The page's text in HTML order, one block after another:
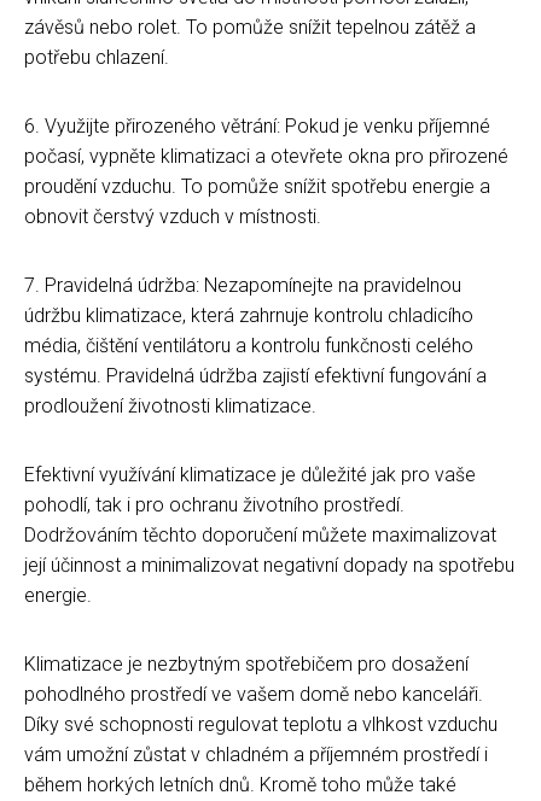
závěsů nebo rolet. To pomůže snížit tepelnou zátěž a
potřebu chlazení.
6. Využijte přirozeného větrání: Pokud je venku příjemné
počasí, vypněte klimatizaci a otevřete okna pro přirozené
proudění vzduchu. To pomůže snížit spotřebu energie a
obnovit čerstvý vzduch v místnosti.
7. Pravidelná údržba: Nezapomínejte na pravidelnou
údržbu klimatizace, která zahrnuje kontrolu chladicího
média, čištění ventilátoru a kontrolu funkčnosti celého
systému. Pravidelná údržba zajistí efektivní fungování a
prodloužení životnosti klimatizace.
Efektivní využívání klimatizace je důležité jak pro vaše
pohodlí, tak i pro ochranu životního prostředí.
Dodržováním těchto doporučení můžete maximalizovat
její účinnost a minimalizovat negativní dopady na spotřebu
energie.
Klimatizace je nezbytným spotřebičem pro dosažení
pohodlného prostředí ve vašem domě nebo kanceláři.
Díky své schopnosti regulovat teplotu a vlhkost vzduchu
vám umožní zůstat v chladném a příjemném prostředí i
během horkých letních dnů. Kromě toho může také